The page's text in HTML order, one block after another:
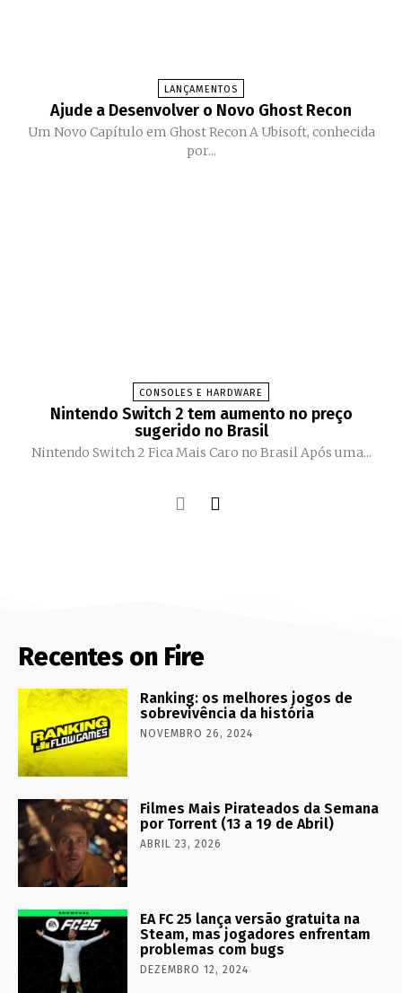
LANÇAMENTOS
Ajude a Desenvolver o Novo Ghost Recon
Um Novo Capítulo em Ghost Recon A Ubisoft, conhecida
por...
CONSOLES E HARDWARE
Nintendo Switch 2 tem aumento no preço
sugerido no Brasil
Nintendo Switch 2 Fica Mais Caro no Brasil Após uma...
Recentes on Fire
Ranking: os melhores jogos de
sobrevivência da história
NOVEMBRO 26, 2024
Filmes Mais Pirateados da Semana
por Torrent (13 a 19 de Abril)
ABRIL 23, 2026
EA FC 25 lança versão gratuita na
Steam, mas jogadores enfrentam
problemas com bugs
DEZEMBRO 12, 2024